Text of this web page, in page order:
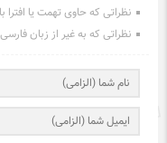
نظراتی که حاوی تهمت یا
نظراتی که به غیر از زبان